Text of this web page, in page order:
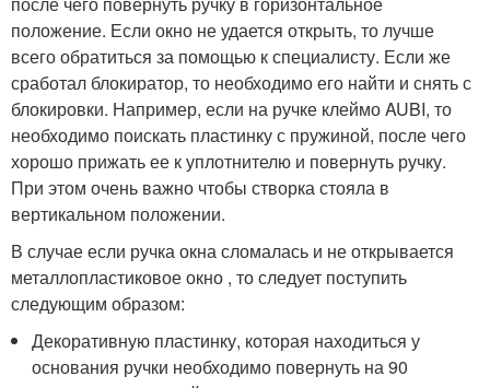
положение. Если окно не удается открыть, то лучше
всего обратиться за помощью к специалисту. Если же
сработал блокиратор, то необходимо его найти и снять с
блокировки. Например, если на ручке клеймо AUBI, то
необходимо поискать пластинку с пружиной, после чего
хорошо прижать ее к уплотнителю и повернуть ручку.
При этом очень важно чтобы створка стояла в
вертикальном положении.
В случае если ручка окна сломалась и не открывается
металлопластиковое окно , то следует поступить
следующим образом:
Декоративную пластинку, которая находиться у
основания ручки необходимо повернуть на 90